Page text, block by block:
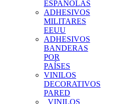
ESPAÑOLAS
ADHESIVOS
MILITARES
EEUU
ADHESIVOS
BANDERAS
POR
PAÍSES
VINILOS
DECORATIVOS
PARED
VINILOS